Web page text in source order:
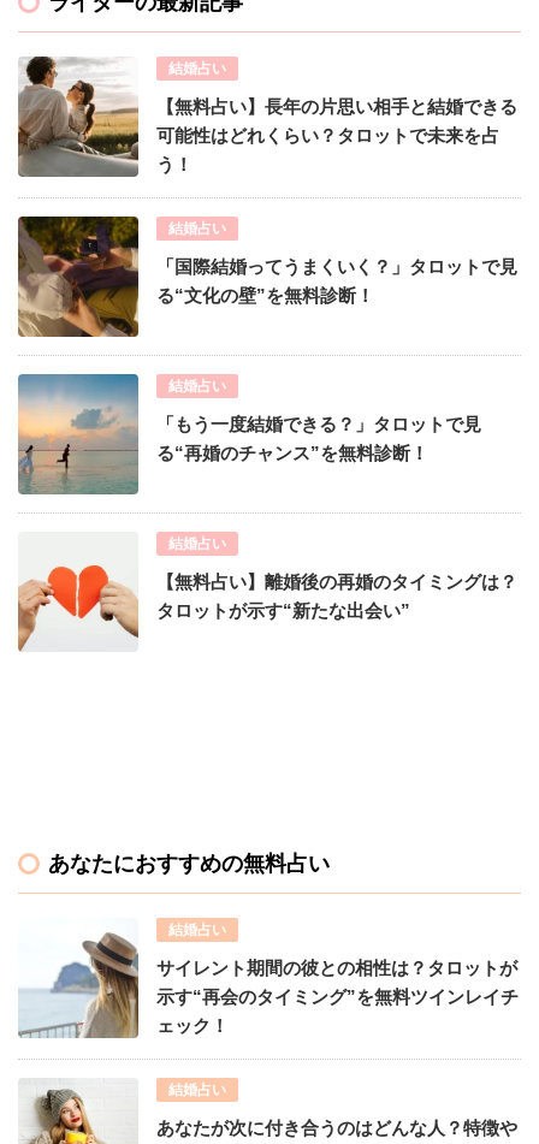
結婚占い
【無料占い】長年の片思い相手と結婚できる
可能性はどれくらい？タロットで未来を占
う！
結婚占い
「国際結婚ってうまくいく？」タロットで見
る“文化の壁”を無料診断！
結婚占い
「もう一度結婚できる？」タロットで見
る“再婚のチャンス”を無料診断！
結婚占い
【無料占い】離婚後の再婚のタイミングは？
タロットが示す“新たな出会い”
あなたにおすすめの無料占い
結婚占い
サイレント期間の彼との相性は？タロットが
示す“再会のタイミング”を無料ツインレイチ
ェック！
結婚占い
あなたが次に付き合うのはどんな人？特徴や